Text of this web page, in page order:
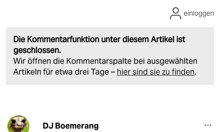
Die Kommentarfunktion unter diesem Artikel ist
geschlossen.
Wir öffnen die Kommentarspalte bei ausgewählten
Artikeln für etwa drei Tage – hier sind sie zu finden.
einloggen
DJ Boemerang